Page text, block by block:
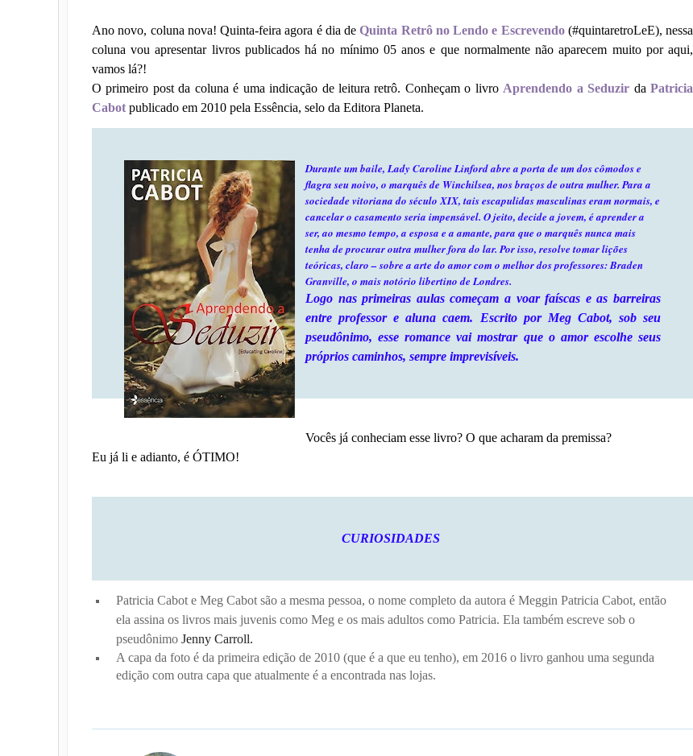
Ano novo, coluna nova! Quinta-feira agora é dia deQuinta Retrô no Lendo e Escrevendo(#quintaretroLeE), nessa
coluna vou apresentar livros publicados há no mínimo 05 anos e que normalmente não aparecem muito por aqui,
vamos lá?!
O primeiro post da coluna é uma indicação de leitura retrô. Conheçam o livro Aprendendo a Seduzir daPatricia
Cabot publicado em 2010 pela Essência, selo da Editora Planeta.
Durante um baile, Lady Caroline Linford abre a porta de um dos cômodos e
flagra seu noivo, o marquês de Winchilsea, nos braços de outra mulher. Para a
sociedade vitoriana do século XIX, tais escapulidas masculinas eram normais, e
cancelar o casamento seria impensável. O jeito, decide a jovem, é aprender a
ser, ao mesmo tempo, a esposa e a amante, para que o marquês nunca mais
tenha de procurar outra mulher fora do lar. Por isso, resolve tomar lições
teóricas, claro – sobre a arte do amor com o melhor dos professores: Braden
Granville, o mais notório libertino de Londres.
Logo nas primeiras aulas começam a voar faíscas e as barreiras
entre professor e aluna caem. Escrito por Meg Cabot, sob seu
pseudônimo, esse romance vai mostrar que o amor escolhe seus
próprios caminhos, sempre imprevisíveis.
Vocês já conheciam esse livro? O que acharam da premissa?
Eu já li e adianto, é ÓTIMO!
CURIOSIDADES
Patricia Cabot e Meg Cabot são a mesma pessoa, o nome completo da autora é Meggin Patricia Cabot, então
ela assina os livros mais juvenis como Meg e os mais adultos como Patricia. Ela também escreve sob o
pseudônimo Jenny Carroll.
A capa da foto é da primeira edição de 2010 (que é a que eu tenho), em 2016 o livro ganhou uma segunda
edição com outra capa que atualmente é a encontrada nas lojas.